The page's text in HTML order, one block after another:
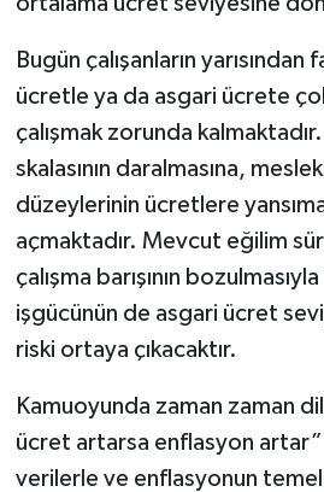
Bugün çalışanların yarısından
ücretle ya da asgari ücrete
çalışmak zorunda
skalasının daralmasına,
düzeylerinin ücretlere
açmaktadır. Mevcut eğilim
çalışma barışının
işgücünün de asgari ücret
riski ortaya çıkacaktır.
Kamuoyunda zaman zaman
ücret artarsa enflasyon
verilerle ve enflasyonun